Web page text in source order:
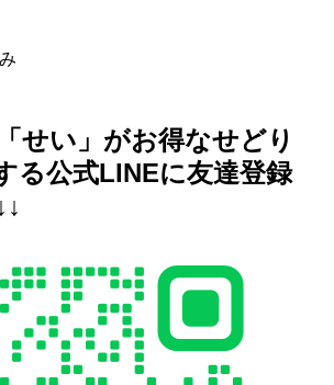
せい」がお得なせどり
る公式LINEに友達登録